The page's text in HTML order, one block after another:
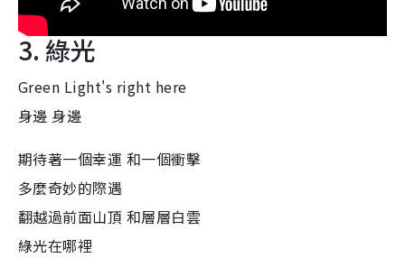
3. 綠光
Green Light's right here
身邊 身邊
期待著一個幸運 和一個衝擊
多麼奇妙的際遇
翻越過前面山頂 和層層白雲
綠光在哪裡